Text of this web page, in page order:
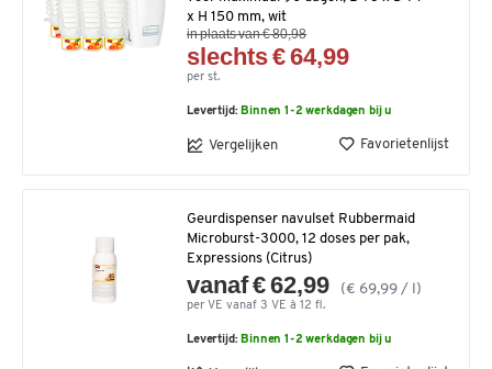
x H 150 mm, wit
in plaats van € 80,98
slechts € 64,99
per st.
Levertijd: Binnen 1-2 werkdagen bij u
Vergelijken Favorietenlijst
Geurdispenser navulset Rubbermaid
Microburst-3000, 12 doses per pak,
Expressions (Citrus)
vanaf € 62,99 (€ 69,99 / l)
per VE vanaf 3 VE à 12 fl.
Levertijd: Binnen 1-2 werkdagen bij u